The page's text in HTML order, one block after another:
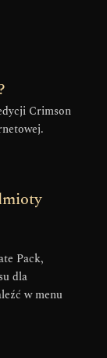
Crimson
Pack,
dla
w menu